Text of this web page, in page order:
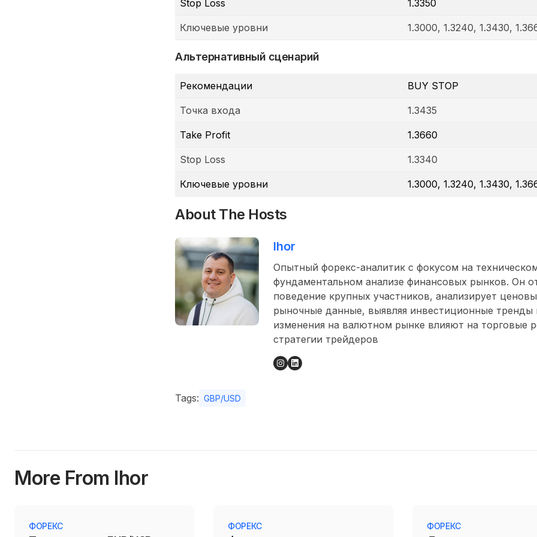
Stop Loss 1.3350
Ключевые уровни 1.3000, 1.3240, 1.3430,
Альтернативный сценарий
Рекомендации BUY STOP
Точка входа 1.3435
Take Profit 1.3660
Stop Loss 1.3340
Ключевые уровни 1.3000, 1.3240, 1.3430,
About The Hosts
Ihor
Опытный форекс-аналитик с фокусом на
фундаментальном анализе финансовых рынков. Он
поведение крупных участников, анализирует
рыночные данные, выявляя инвестиционные тренды
изменения на валютном рынке влияют на торговые
стратегии трейдеров
Tags: GBP/USD
More From Ihor
ФОРЕКС ФОРЕКС ФОРЕКС